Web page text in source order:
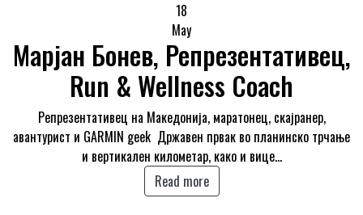
18
May
Марјан Бонев, Репрезентативец,
Run & Wellness Coach
Репрезентативец на Македонија, маратонец, скајранер,
авантурист и GARMIN geek Државен првак во планинско трчање
и вертикален километар, како и вице…
Read more